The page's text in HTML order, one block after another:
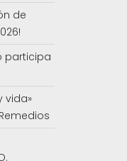
de
participa
vida»